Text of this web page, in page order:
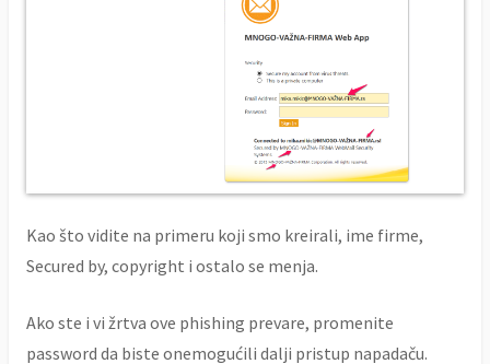
Kao što vidite na primeru koji smo kreirali, ime firme,
Secured by, copyright i ostalo se menja.
Ako ste i vi žrtva ove phishing prevare, promenite
password da biste onemogućili dalji pristup napadaču.